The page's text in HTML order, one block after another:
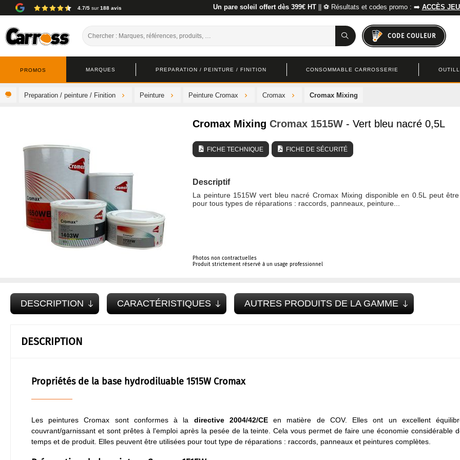
4.7/5 sur188 avis Un pare soleil offert dès 399€ HT|| ⚽ Résultats et codes promo : ➡️ ACCÈS
CODE COULEUR
PREPARATION / PEINTURE / FINITION CONSOMMABLE CARROSSERIE
MARQUES
PROMOS
Preparation / peinture / Finition Peinture Peinture Cromax Cromax Cromax Mixing
Cromax Mixing Cromax 1515W - Vert bleu nacré 0,5L
FICHE TECHNIQUE FICHE DE SÉCURITÉ
Descriptif
La peinture 1515W vert bleu nacré Cromax Mixing disponible en 0.5L peut
pour tous types de réparations : raccords, panneaux, peinture...
Photos non contractuelles
Produit strictement réservé à un usage professionnel
DESCRIPTION CARACTÉRISTIQUES AUTRES PRODUITS DE LA GAMME
DESCRIPTION
Propriétés de la base hydrodiluable 1515W Cromax
Les peintures Cromax sont conformes à la directive 2004/42/CEen matière de COV. Elles ont un excellent
couvrant/garnissant et sont prêtes à l'emploi après la pesée de la teinte. Cela vous permet de faire une économie considérable
temps et de produit. Elles peuvent être utilisées pour tout type de réparations : raccords, panneaux et peintures complètes.